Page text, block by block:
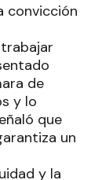
convicción
de
y lo
que
un
y la